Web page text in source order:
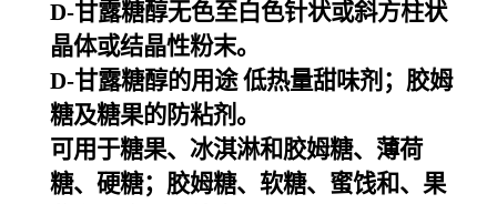
D-甘露糖醇无色至白色针状或斜方柱状
晶体或结晶性粉末。
D-甘露糖醇的用途 低热量甜味剂；胶姆
糖及糖果的防粘剂。
可用于糖果、冰淇淋和胶姆糖、薄荷
糖、硬糖；胶姆糖、软糖、蜜饯和、果